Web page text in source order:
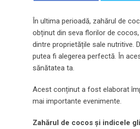
În ultima perioadă, zahărul de
obținut din seva florilor de
dintre proprietățile sale nutritive.
putea fi alegerea perfectă. În
sănătatea ta.
Acest conținut a fost elaborat
mai importante evenimente.
Zahărul de cocos și indicele